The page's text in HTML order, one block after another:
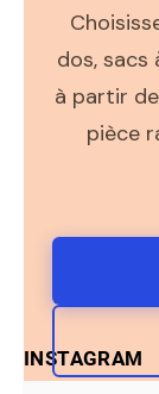
dos, sacs
à partir
pièce
INSTAGRAM